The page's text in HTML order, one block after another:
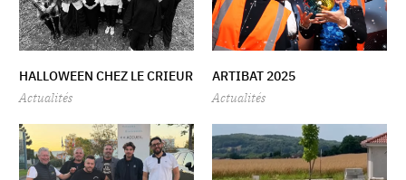
HALLOWEEN CHEZ LE CRIEUR
Actualités
ARTIBAT 2025
Actualités